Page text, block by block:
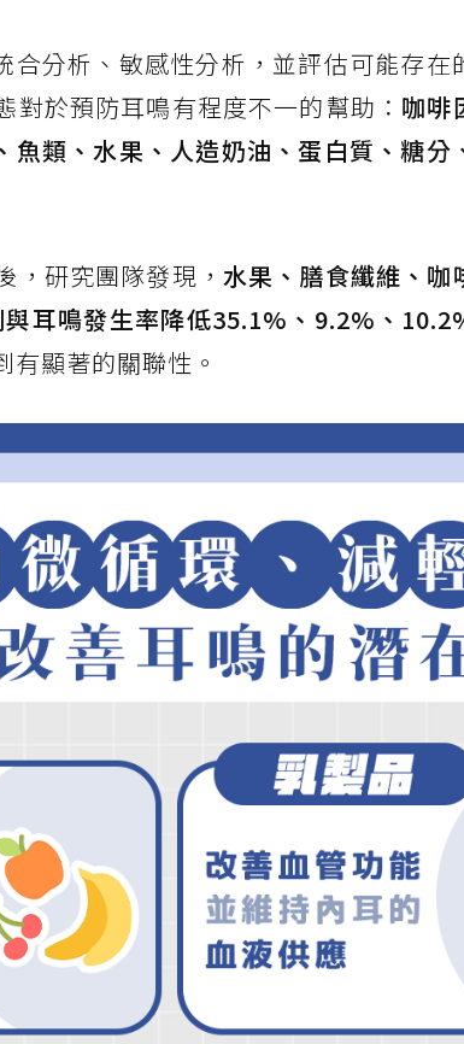
合分析、敏感性分析，並評估可能存在
於預防耳鳴有程度不一的幫助： 咖啡
魚類、水果、人造奶油、蛋白質、糖分
，研究團隊發現， 水果、膳食纖維、咖
耳鳴發生率降低35.1%、9.2%、
顯著的關聯性。